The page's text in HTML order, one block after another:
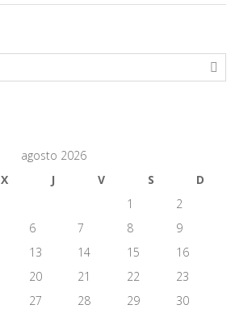
agosto 2026
X J V S
D
1
2
6 7 8
9
13 14 15
16
20 21 22
23
27 28 29
30